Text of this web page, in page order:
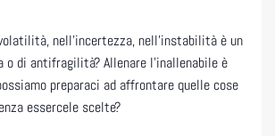
nell’incertezza, nell’instabilità è un
di antifragilità? Allenare l’inallenabile è
preparaci ad affrontare quelle cose
essercele scelte?